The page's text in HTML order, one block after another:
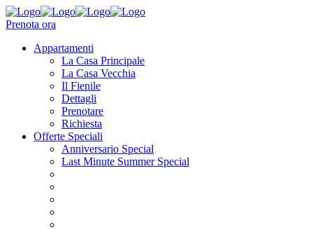
Prenota ora
Appartamenti
La Casa Principale
La Casa Vecchia
Il Fienile
Dettagli
Prenotare
Richiesta
Offerte Speciali
Anniversario Special
Last Minute Summer Special